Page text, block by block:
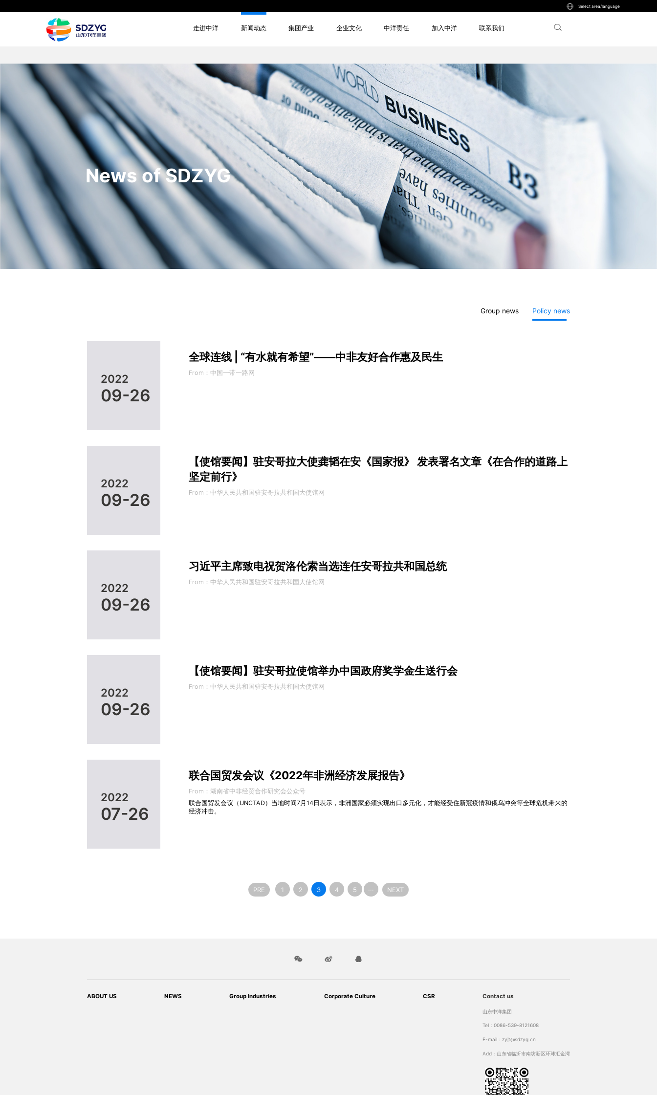
Select area/language
走进中洋 新闻动态 集团产业 企业文化 中洋责任 加入中洋 联系我们
News of SDZYG
Group news Policy news
2022
09-26
全球连线 | “有水就有希望”——中非友好合作惠及民生
From：中国一带一路网
2022
09-26
【使馆要闻】驻安哥拉大使龚韬在安《国家报》 发表署名文章《在合作的道路上
坚定前行》
From：中华人民共和国驻安哥拉共和国大使馆网
2022
09-26
习近平主席致电祝贺洛伦索当选连任安哥拉共和国总统
From：中华人民共和国驻安哥拉共和国大使馆网
2022
09-26
【使馆要闻】驻安哥拉使馆举办中国政府奖学金生送行会
From：中华人民共和国驻安哥拉共和国大使馆网
2022
07-26
联合国贸发会议《2022年非洲经济发展报告》
From：湖南省中非经贸合作研究会公众号
联合国贸发会议（UNCTAD）当地时间7月14日表示，非洲国家必须实现出口多元化，才能经受住新冠疫情和俄乌冲突等全球危机带来的
经济冲击。
PRE 1 2 3 4 5 ··· NEXT
ABOUT US NEWS Group Industries Corporate Culture CSR Contact us
山东中洋集团
Tel：0086-539-8121608
E-mail：zyjt@sdzyg.cn
Add：山东省临沂市南坊新区环球汇金湾